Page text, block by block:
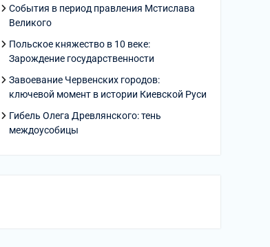
События в период правления Мстислава
Великого
Польское княжество в 10 веке:
Зарождение государственности
Завоевание Червенских городов:
ключевой момент в истории Киевской Руси
Гибель Олега Древлянского: тень
междоусобицы